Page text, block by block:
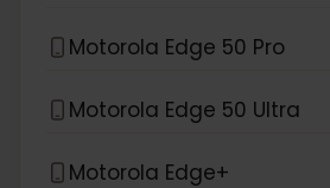
Motorola Edge 50 Pro
Motorola Edge 50 Ultra
Motorola Edge+